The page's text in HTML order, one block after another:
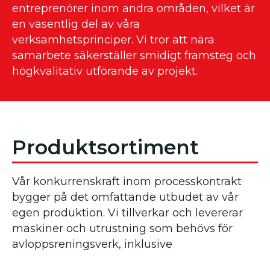
entreprenörer inom andra områden, vilket är
en väsentlig del av våra
verksamhetsprinciper. Vi tror att nära
samarbete säkerställer smidigt framsteg och
högkvalitativ utförande av projekt.
Produktsortiment
Vår konkurrenskraft inom processkontrakt
bygger på det omfattande utbudet av vår
egen produktion. Vi tillverkar och levererar
maskiner och utrustning som behövs för
avloppsreningsverk, inklusive